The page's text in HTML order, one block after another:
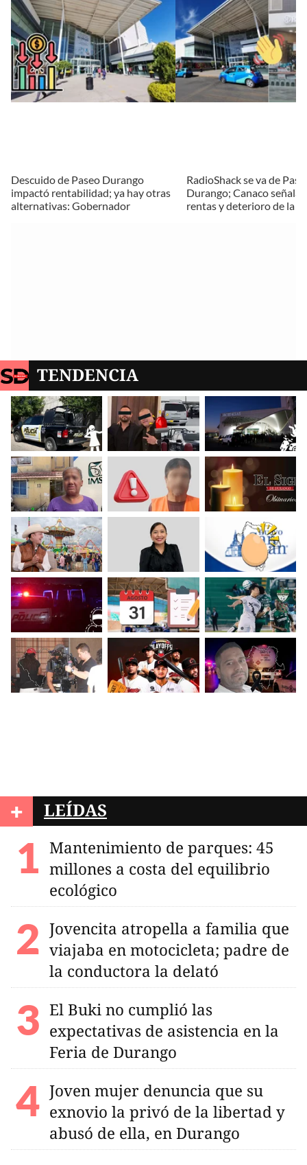
Descuido de Paseo Durango
impactó rentabilidad; ya hay otras
alternativas: Gobernador
RadioShack se va de
Durango; Canaco señala
rentas y deterioro de la
TENDENCIA
+ LEÍDAS
Mantenimiento de parques: 45
millones a costa del equilibrio
ecológico
Jovencita atropella a familia que
viajaba en motocicleta; padre de
la conductora la delató
El Buki no cumplió las
expectativas de asistencia en la
Feria de Durango
Joven mujer denuncia que su
exnovio la privó de la libertad y
abusó de ella, en Durango